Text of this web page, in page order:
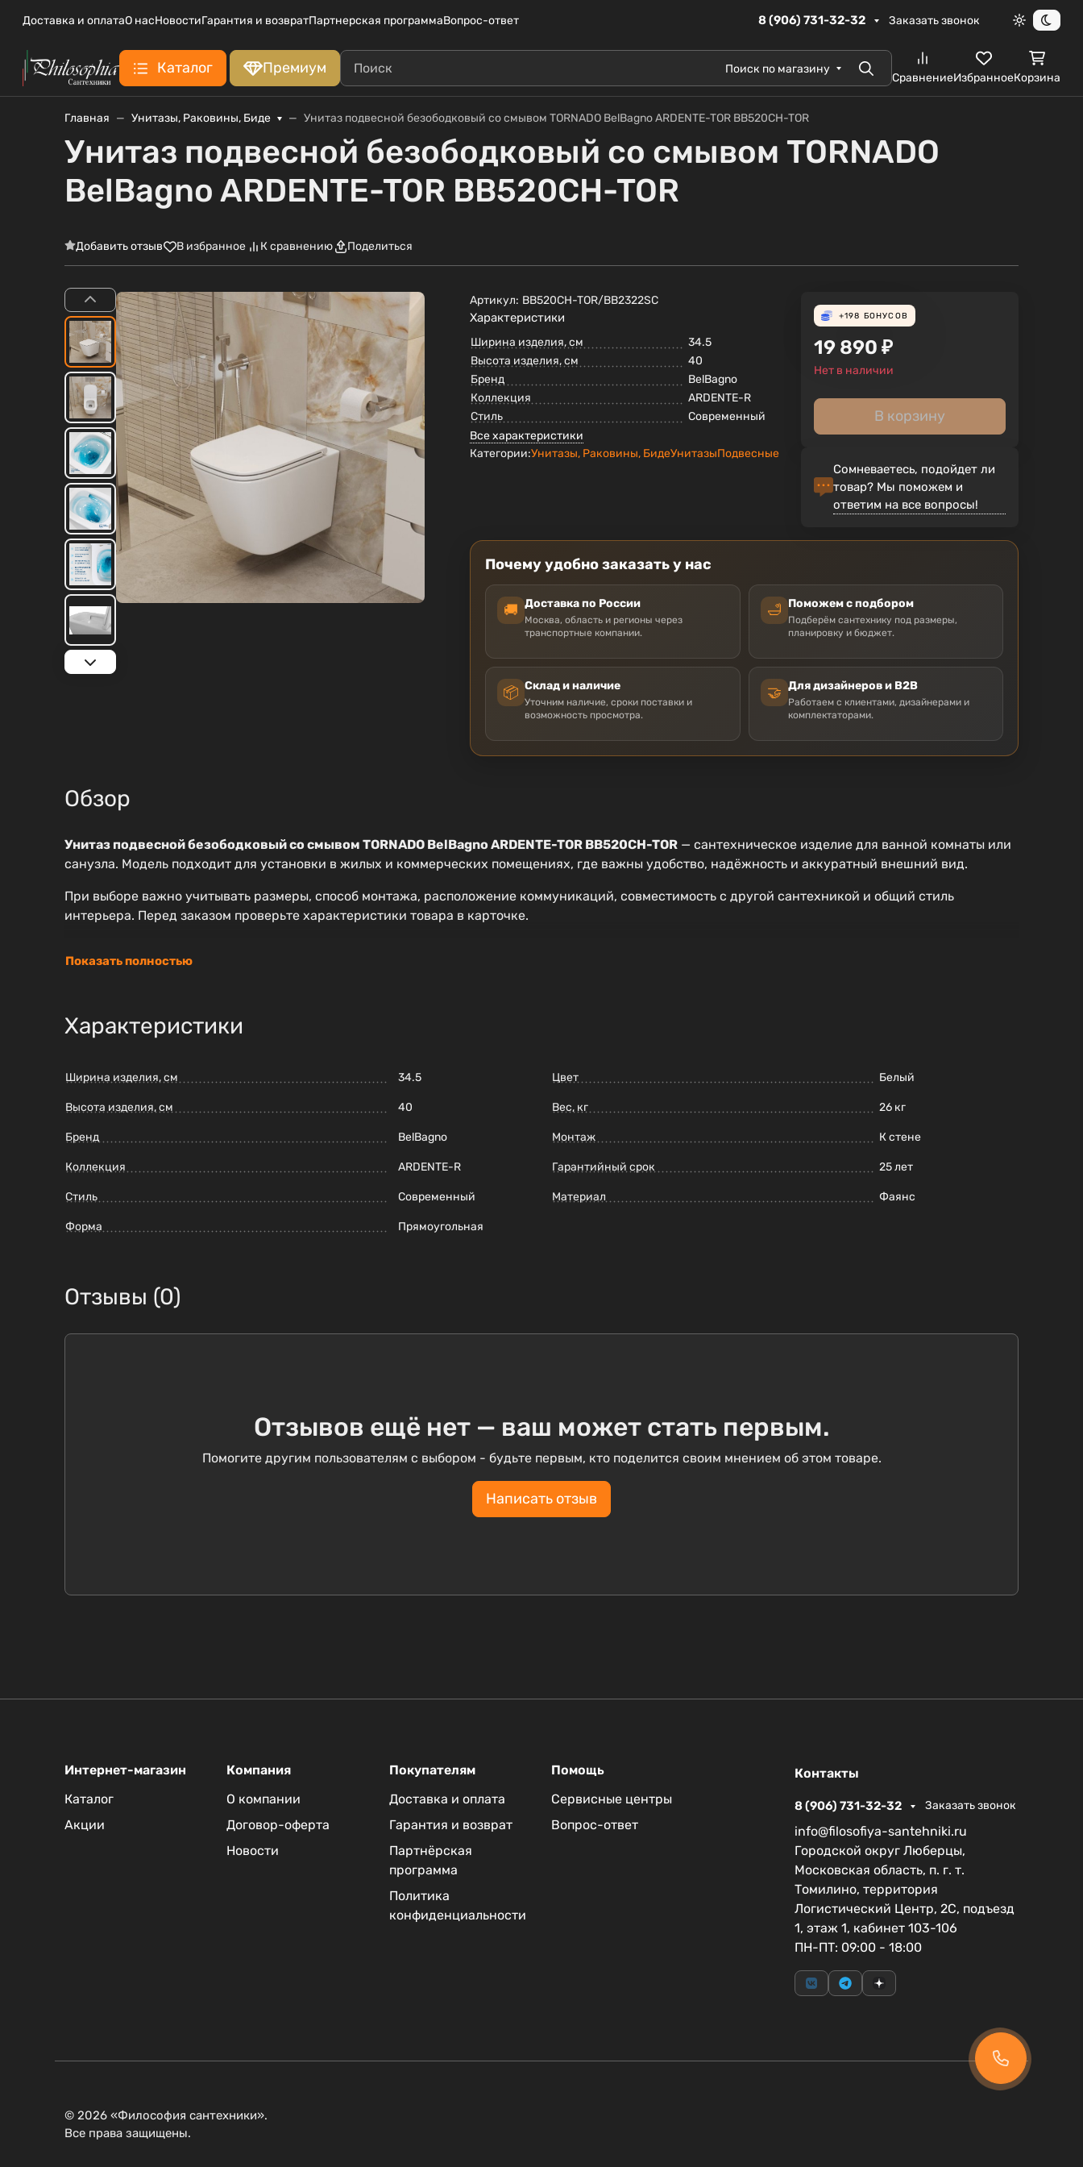
Доставка и оплатаО насНовостиГарантия и возвратПартнерская программаВопрос-ответ 8 (906) 731-32-32 Заказать звонок
Светлая
Каталог Премиум Поиск по магазину ПоискСравнениеИзбранноеКорзина
Главная Унитазы, Раковины, Биде Унитаз подвесной безободковый со смывом TORNADO BelBagno ARDENTE-TOR BB520CH-TOR
Унитаз подвесной безободковый со смывом TORNADO
BelBagno ARDENTE-TOR BB520CH-TOR
Добавить отзыв В избранное К сравнению Поделиться
Артикул: BB520CH-TOR/BB2322SC
Характеристики
Ширина изделия, см
34.5
Высота изделия, см
40
Бренд
BelBagno
Коллекция
ARDENTE-R
Стиль
Современный
Все характеристики
Категории:Унитазы, Раковины, БидеУнитазыПодвесные
+198 БОНУСОВ
19 890 ₽
Нет в наличии
В корзину
Сомневаетесь, подойдет ли
товар? Мы поможем и
ответим на все вопросы!
Почему удобно заказать у нас
🚚 Доставка по России
Москва, область и регионы через
транспортные компании.
🛁 Поможем с подбором
Подберём сантехнику под размеры,
планировку и бюджет.
📦 Склад и наличие
Уточним наличие, сроки поставки и
возможность просмотра.
🤝 Для дизайнеров и B2B
Работаем с клиентами, дизайнерами и
комплектаторами.
Обзор
Унитаз подвесной безободковый со смывом TORNADO BelBagno ARDENTE-TOR BB520CH-TOR — сантехническое изделие для ванной комнаты или
санузла. Модель подходит для установки в жилых и коммерческих помещениях, где важны удобство, надёжность и аккуратный внешний вид.
При выборе важно учитывать размеры, способ монтажа, расположение коммуникаций, совместимость с другой сантехникой и общий стиль
интерьера. Перед заказом проверьте характеристики товара в карточке.
Показать полностью
Характеристики
Ширина изделия, см 34.5
Высота изделия, см 40
Бренд BelBagno
Коллекция ARDENTE-R
Стиль Современный
Форма Прямоугольная
Цвет Белый
Вес, кг 26 кг
Монтаж К стене
Гарантийный срок 25 лет
Материал Фаянс
Отзывы (0)
Отзывов ещё нет — ваш может стать первым.
Помогите другим пользователям с выбором - будьте первым, кто поделится своим мнением об этом товаре.
Написать отзыв
Интернет-магазин
Каталог
Акции
Компания
О компании
Договор-оферта
Новости
Покупателям
Доставка и оплата
Гарантия и возврат
Партнёрская
программа
Политика
конфиденциальности
Помощь
Сервисные центры
Вопрос-ответ
Контакты
8 (906) 731-32-32 Заказать звонок
info@filosofiya-santehniki.ru
Городской округ Люберцы,
Московская область, п. г. т.
Томилино, территория
Логистический Центр, 2С, подъезд
1, этаж 1, кабинет 103-106
ПН-ПТ: 09:00 - 18:00
© 2026 «Философия сантехники».
Все права защищены.